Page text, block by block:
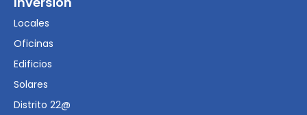
Locales
Oficinas
Edificios
Solares
Distrito 22@